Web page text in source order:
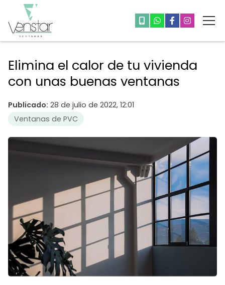
Elimina el calor de tu vivienda
con unas buenas ventanas
Publicado: 28 de julio de 2022, 12:01
Ventanas de PVC